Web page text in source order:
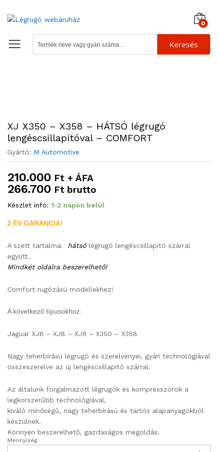
0
Keresés
XJ X350 – X358 – HÁTSÓ légrugó
lengéscsillapítóval – COMFORT
Gyártó: M Automotive
210.000 Ft + ÁFA
266.700 Ft brutto
Készlet infó: 1-2 napon belül
2 ÉV GARANCIA!
A szett tartalma: hátsó légrugó lengéscsillapító szárral
együtt.
Mindkét oldalra beszerelhető!
Comfort rugózású modellekhez!
A következő típusokhoz:
Jaguar XJ6 – XJ8 – XJR – X350 – X358
Nagy teherbírású légrugó és szerelvényei, gyári technológiával
összeszerelve az új lengéscsillapító szárral.
Az általunk forgalmazott légrugók és kompresszorok a
legkorszerűbb technológiával,
kiváló minőségű, nagy teherbírású és tartós alapanyagokból
készülnek.
Könnyen beszerelhető, gazdaságos megoldás.
Mennyiség: